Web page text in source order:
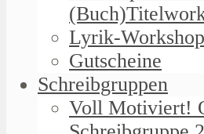
Lyrik-
Gutscheine
Schreibgruppen
Voll Motiviert!